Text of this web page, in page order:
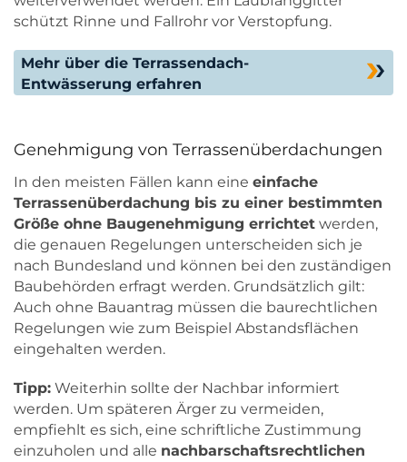
schützt Rinne und Fallrohr vor Verstopfung.
Mehr über die Terrassendach-
Entwässerung erfahren
Genehmigung von Terrassenüberdachungen
In den meisten Fällen kann eine einfache
Terrassenüberdachung bis zu einer bestimmten
Größe ohne Baugenehmigung errichtet werden,
die genauen Regelungen unterscheiden sich je
nach Bundesland und können bei den zuständigen
Baubehörden erfragt werden. Grundsätzlich gilt:
Auch ohne Bauantrag müssen die baurechtlichen
Regelungen wie zum Beispiel Abstandsflächen
eingehalten werden.
Tipp: Weiterhin sollte der Nachbar informiert
werden. Um späteren Ärger zu vermeiden,
empfiehlt es sich, eine schriftliche Zustimmung
einzuholen und alle nachbarschaftsrechtlichen